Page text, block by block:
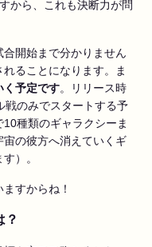
から、これも決断力が問
開始まで分かりません
ることになります。ま
く予定です。リリース時
戦のみでスタートする予
種類のギャラクシーま
の彼方へ消えていくギ
）。
すからね！
？